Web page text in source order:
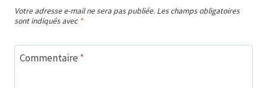
Votre adresse e-mail ne sera pas publiée. Les champs obligatoires
sont indiqués avec *
Commentaire *